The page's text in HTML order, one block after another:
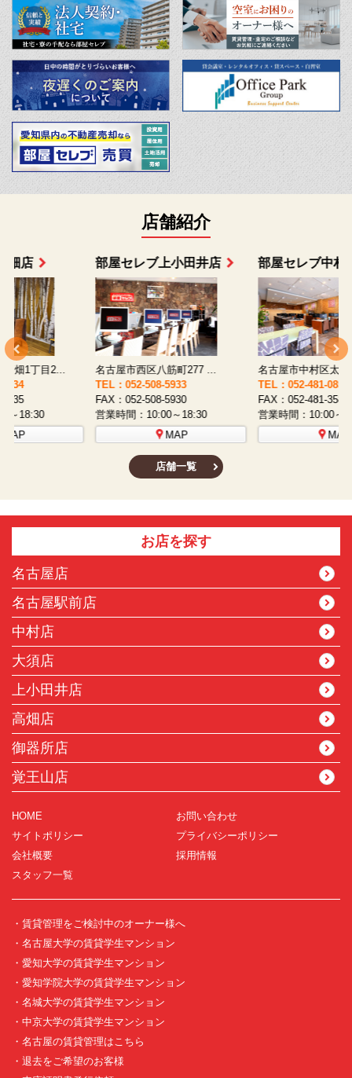
店舗紹介
部屋セレブ上小田井店
名古屋市西区八筋町277 ...
TEL：052-508-5933
FAX：052-508-5930
営業時間：10:00～18:30
部屋セレブ中村店
名古屋市中村区太閤通9-1...
TEL：052-481-0853
FAX：052-481-3587
営業時間：10:00～18:30
店舗一覧
お店を探す
名古屋店
名古屋駅前店
中村店
大須店
上小田井店
高畑店
御器所店
覚王山店
HOME
お問い合わせ
サイトポリシー
プライバシーポリシー
会社概要
採用情報
スタッフ一覧
・賃貸管理をご検討中のオーナー様へ
・名古屋大学の賃貸学生マンション
・愛知大学の賃貸学生マンション
・愛知学院大学の賃貸学生マンション
・名城大学の賃貸学生マンション
・中京大学の賃貸学生マンション
・名古屋の賃貸管理はこちら
・退去をご希望のお客様